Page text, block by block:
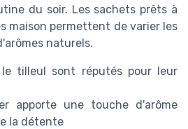
du soir. Les sachets prêts à
maison permettent de varier les
naturels.
tilleul sont réputés pour leur
apporte une touche d'arôme
la détente